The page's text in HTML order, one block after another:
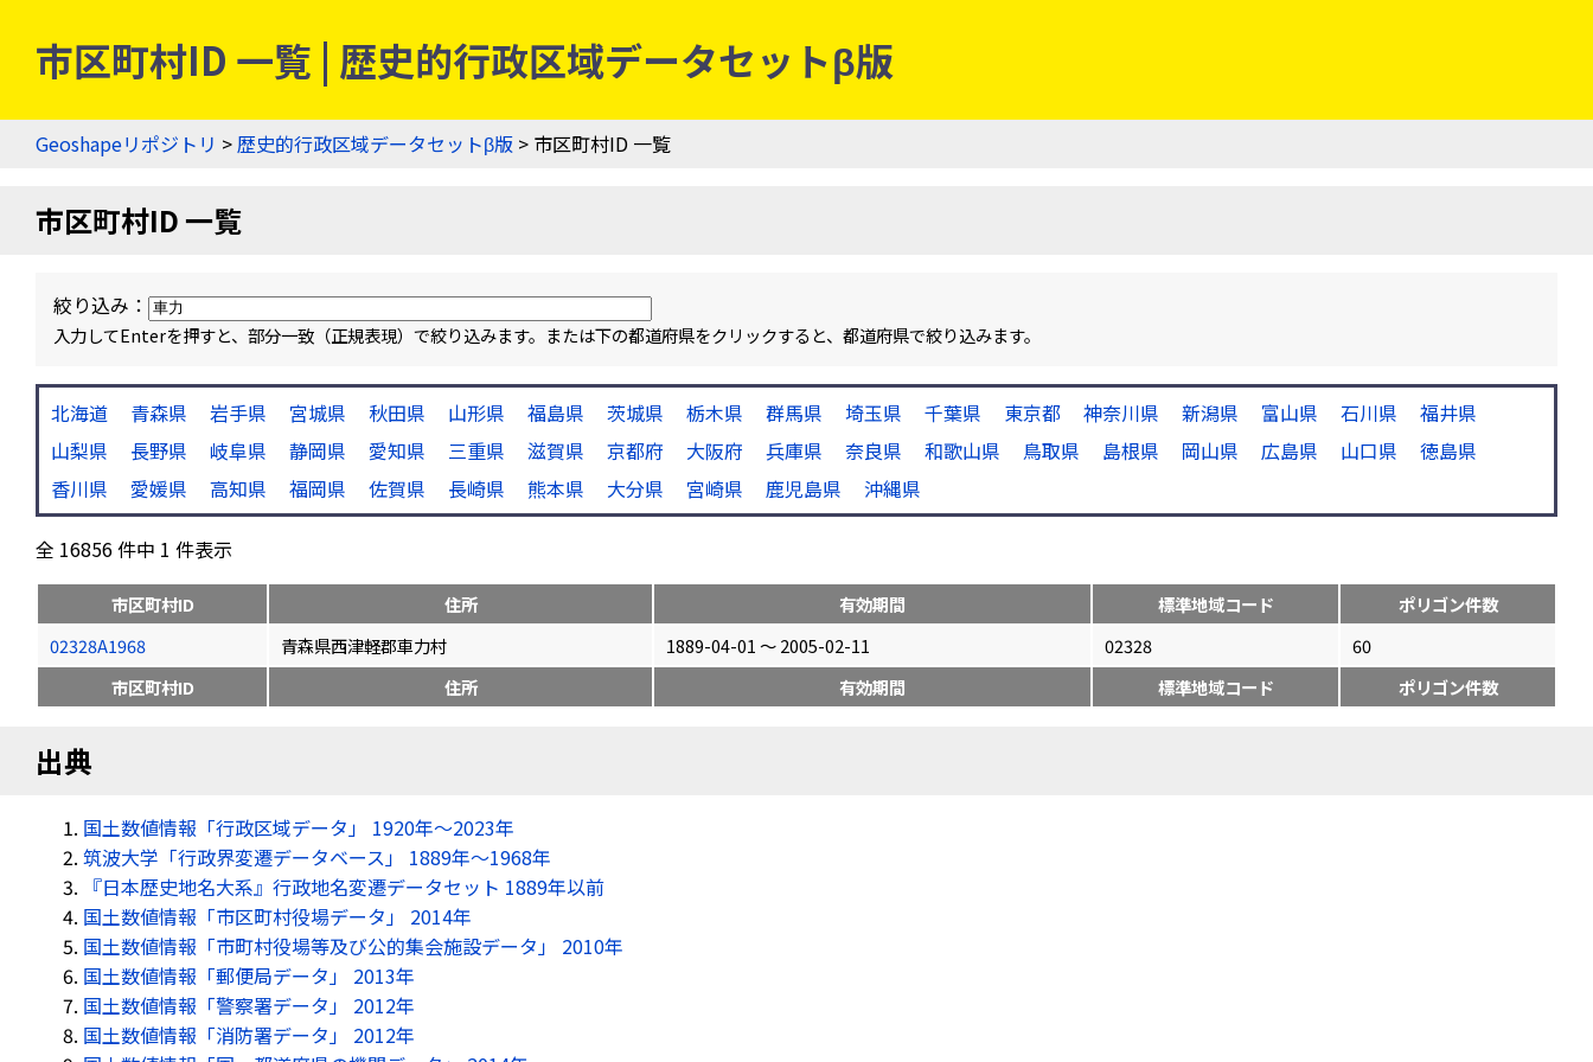
市区町村ID 一覧 | 歴史的行政区域データセットβ版
Geoshapeリポジトリ >歴史的行政区域データセットβ版 > 市区町村ID 一覧
市区町村ID 一覧
絞り込み：
入力してEnterを押すと、部分一致（正規表現）で絞り込みます。または下の都道府県をクリックすると、都道府県で絞り込みます。
北海道 青森県 岩手県 宮城県 秋田県 山形県 福島県 茨城県 栃木県 群馬県 埼玉県 千葉県 東京都 神奈川県 新潟県 富山県 石川県
福井県
山梨県
長野県 岐阜県 静岡県 愛知県 三重県 滋賀県 京都府 大阪府 兵庫県 奈良県 和歌山県 鳥取県 島根県 岡山県 広島県 山口県
徳島県
香川県
愛媛県 高知県 福岡県 佐賀県 長崎県 熊本県 大分県 宮崎県 鹿児島県 沖縄県
全 16856 件中 1 件表示
市区町村ID 住所 有効期間 標準地域コード
ポリゴン件数
02328A1968
青森県西津軽郡車力村 1889-04-01 〜 2005-02-11 02328
60
市区町村ID
住所 有効期間 標準地域コード ポリゴン件数
出典
国土数値情報「行政区域データ」 1920年〜2023年
筑波大学「行政界変遷データベース」 1889年〜1968年
『日本歴史地名大系』行政地名変遷データセット 1889年以前
国土数値情報「市区町村役場データ」 2014年
国土数値情報「市町村役場等及び公的集会施設データ」 2010年
国土数値情報「郵便局データ」 2013年
国土数値情報「警察署データ」 2012年
国土数値情報「消防署データ」 2012年